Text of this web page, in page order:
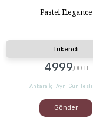
Pastel Elegance
Tükendi
4999,00 TL
Ankara İçi Aynı Gün
Gönder